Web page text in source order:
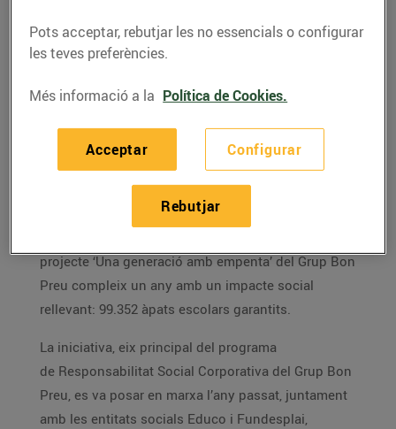
100% dels diners de les entrades es
destinarà a finançar beques menjador.
grup català Dr. Prats i el programa en directe
El matí i la mare que el va parir, de
ràdio Flaixbac
projecte ‘Una generació amb empenta’ del Grup Bon
Preu compleix un any amb un impacte social
rellevant: 99.352 àpats escolars garantits.
La iniciativa, eix principal del programa
de Responsabilitat Social Corporativa del Grup Bon
Preu, es va posar en marxa l’any passat, juntament
amb les entitats socials Educo i Fundesplai,
Pots acceptar, rebutjar les no essencials o configurar
les teves preferències.
Més informació a la Política de Cookies.
Configurar
Rebutjar
Acceptar